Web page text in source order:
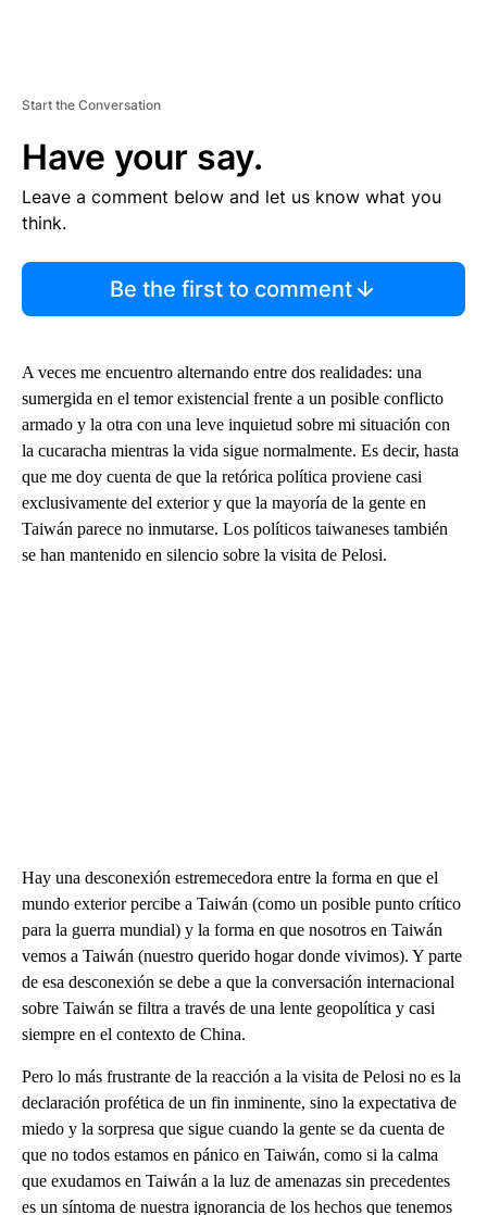
Start the Conversation
Have your say.
Leave a comment below and let us know what you
think.
Be the first to comment
A veces me encuentro alternando entre dos realidades: una
sumergida en el temor existencial frente a un posible conflicto
armado y la otra con una leve inquietud sobre mi situación con
la cucaracha mientras la vida sigue normalmente. Es decir, hasta
que me doy cuenta de que la retórica política proviene casi
exclusivamente del exterior y que la mayoría de la gente en
Taiwán parece no inmutarse. Los políticos taiwaneses también
se han mantenido en silencio sobre la visita de Pelosi.
Hay una desconexión estremecedora entre la forma en que el
mundo exterior percibe a Taiwán (como un posible punto crítico
para la guerra mundial) y la forma en que nosotros en Taiwán
vemos a Taiwán (nuestro querido hogar donde vivimos). Y parte
de esa desconexión se debe a que la conversación internacional
sobre Taiwán se filtra a través de una lente geopolítica y casi
siempre en el contexto de China.
Pero lo más frustrante de la reacción a la visita de Pelosi no es la
declaración profética de un fin inminente, sino la expectativa de
miedo y la sorpresa que sigue cuando la gente se da cuenta de
que no todos estamos en pánico en Taiwán, como si la calma
que exudamos en Taiwán a la luz de amenazas sin precedentes
es un síntoma de nuestra ignorancia de los hechos que tenemos